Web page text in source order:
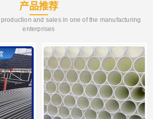
产品推荐
and sales in one of the manufacturing
enterprises